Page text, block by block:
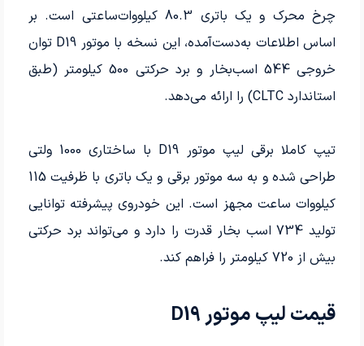
چرخ محرک و یک باتری 80.3 کیلووات‌ساعتی است. بر
اساس اطلاعات به‌دست‌آمده، این نسخه با موتور D19 توان
خروجی 544 اسب‌بخار و برد حرکتی 500 کیلومتر (طبق
استاندارد CLTC) را ارائه می‌دهد.
تیپ کاملا برقی لیپ موتور D19 با ساختاری 1000 ولتی
طراحی شده و به سه موتور برقی و یک باتری با ظرفیت 115
کیلووات ساعت مجهز است. این خودروی پیشرفته توانایی
تولید 734 اسب بخار قدرت را دارد و می‌تواند برد حرکتی
بیش از 720 کیلومتر را فراهم کند.
قیمت لیپ موتور D19